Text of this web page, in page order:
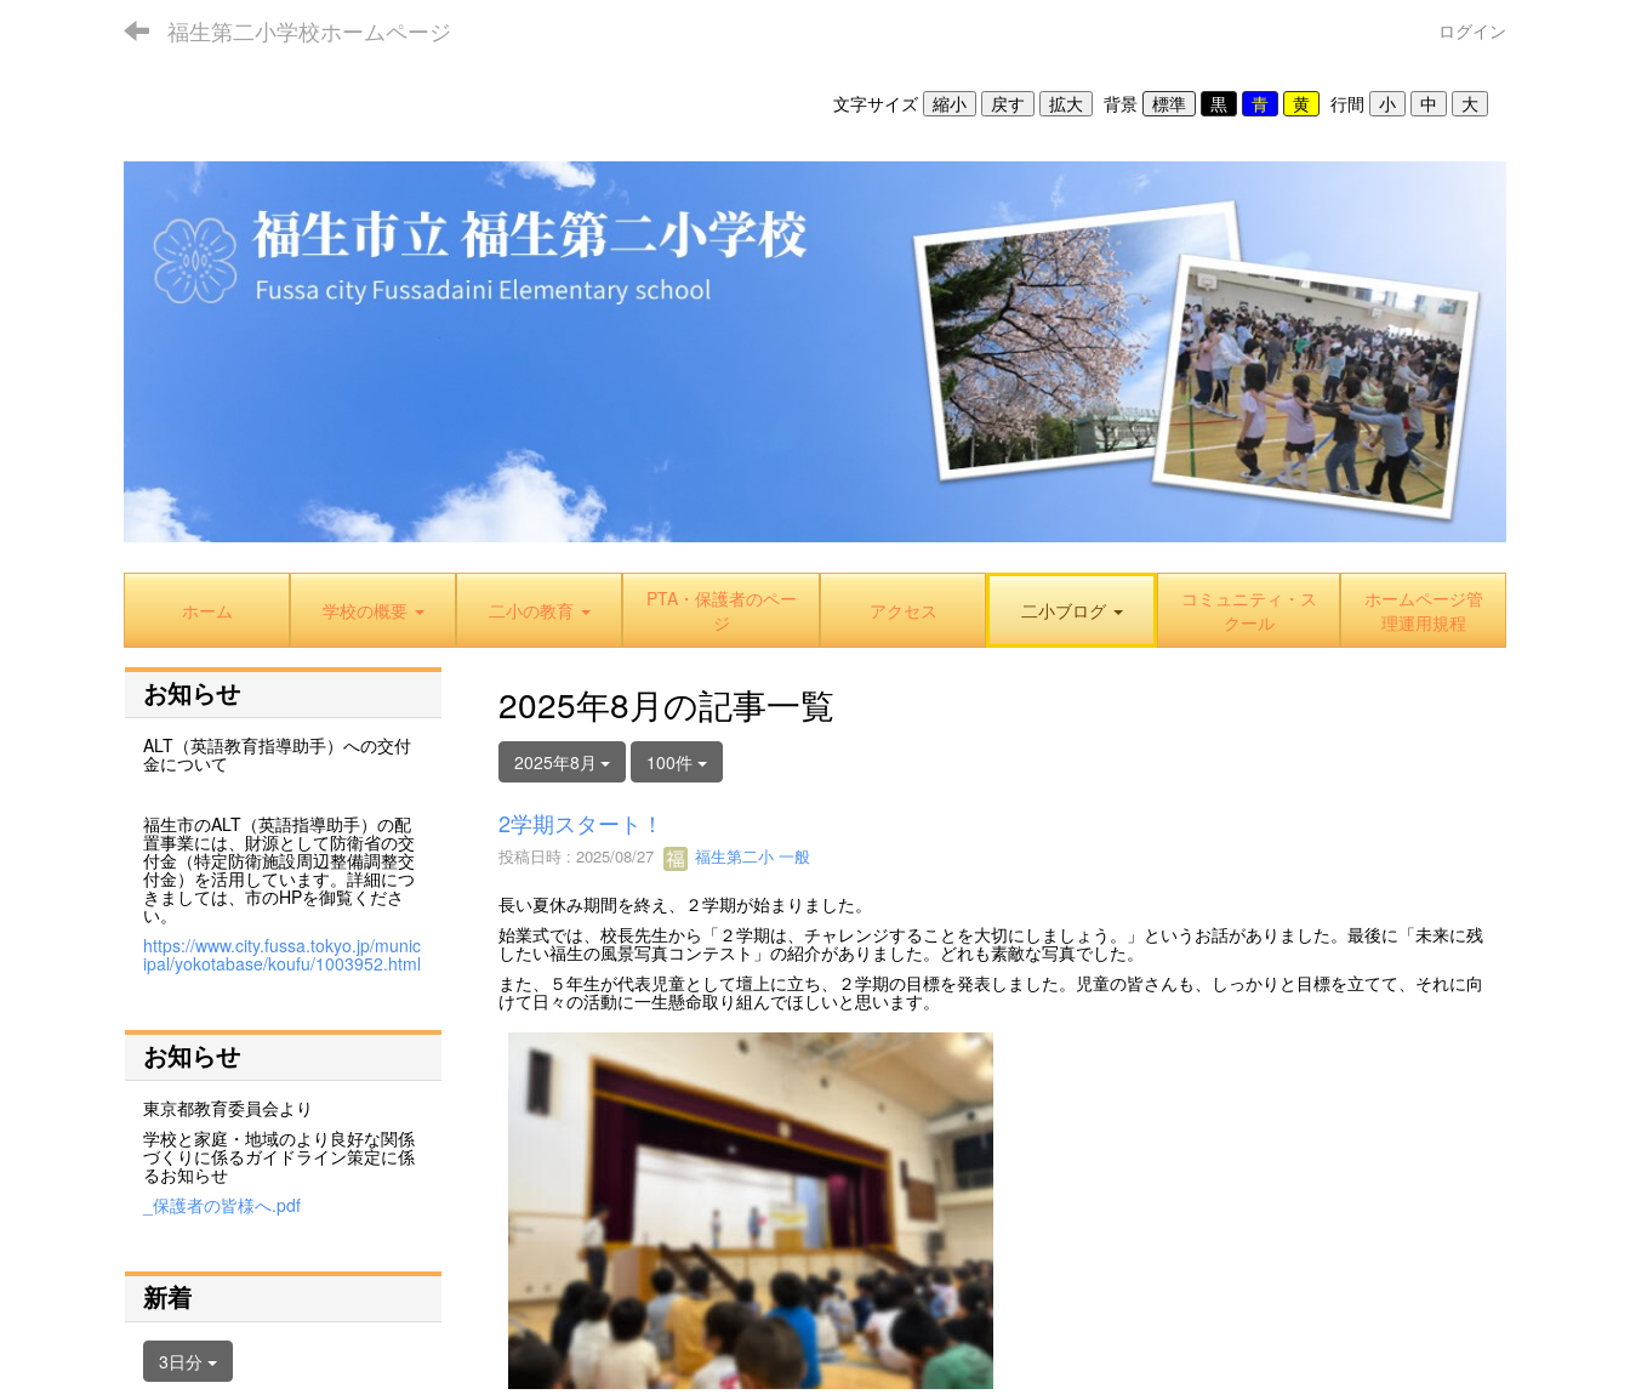
福生第二小学校ホームページ ログイン
文字サイズ 背景 行間
ホーム 学校の概要 二小の教育
PTA・保護者のペー
ジ
アクセス 二小ブログ
コミュニティ・ス
クール
ホームページ管
理運用規程
2025年8月の記事一覧
2025年8月 100件
2学期スタート！
投稿日時 : 2025/08/27 福生第二小 一般
長い夏休み期間を終え、２学期が始まりました。
始業式では、校長先生から「２学期は、チャレンジすることを大切にしましょう。」というお話がありました。最後に「未来に残
したい福生の風景写真コンテスト」の紹介がありました。どれも素敵な写真でした。
また、５年生が代表児童として壇上に立ち、２学期の目標を発表しました。児童の皆さんも、しっかりと目標を立てて、それに向
けて日々の活動に一生懸命取り組んでほしいと思います。
お知らせ
ALT（英語教育指導助手）への交付
金について
福生市のALT（英語指導助手）の配
置事業には、財源として防衛省の交
付金（特定防衛施設周辺整備調整交
付金）を活用しています。詳細につ
きましては、市のHPを御覧くださ
い。
https://www.city.fussa.tokyo.jp/munic
ipal/yokotabase/koufu/1003952.html
お知らせ
東京都教育委員会より
学校と家庭・地域のより良好な関係
づくりに係るガイドライン策定に係
るお知らせ
_保護者の皆様へ.pdf
新着
3日分